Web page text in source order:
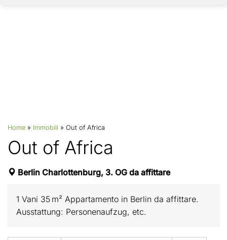
Home » Immobili » Out of Africa
Out of Africa
Berlin Charlottenburg, 3. OG da affittare
1 Vani 35 m² Appartamento in Berlin da affittare.
Ausstattung: Personenaufzug, etc.